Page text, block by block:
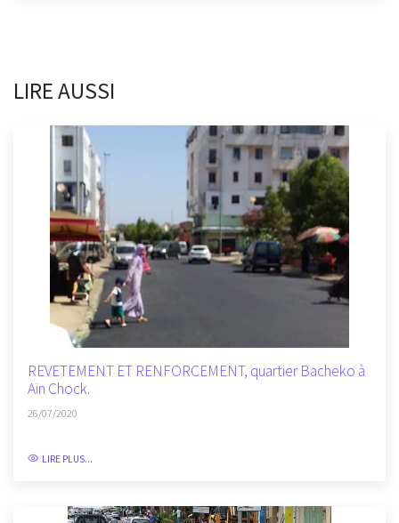
LIRE AUSSI
REVETEMENT ET RENFORCEMENT, quartier Bacheko à
Ain Chock.
26/07/2020
LIRE PLUS...